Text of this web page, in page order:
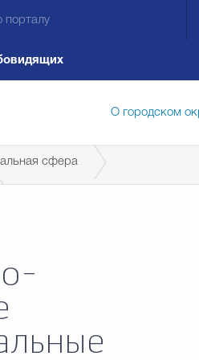
О городском
сфера